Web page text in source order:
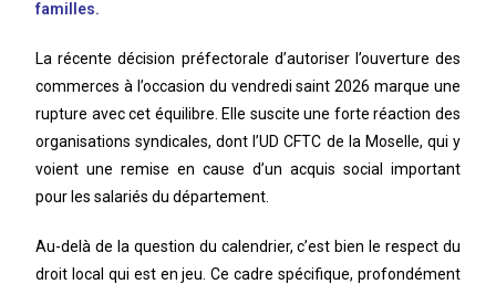
familles.
La récente décision préfectorale d’autoriser l’ouverture des
commerces à l’occasion du vendredi saint 2026 marque une
rupture avec cet équilibre. Elle suscite une forte réaction des
organisations syndicales, dont l’UD CFTC de la Moselle, qui y
voient une remise en cause d’un acquis social important
pour les salariés du département.
Au-delà de la question du calendrier, c’est bien le respect du
droit local qui est en jeu. Ce cadre spécifique, profondément